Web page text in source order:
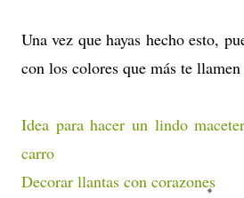
Una vez que hayas hecho esto,
con los colores que más te
Idea para hacer un lindo
carro
Decorar llantas con corazones